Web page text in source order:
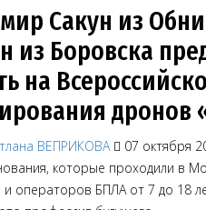
Сакун из
из Боровска
на
дронов
ВЕПРИКОВА 07 октября
которые проходили в
операторов БПЛА от 7 до 18